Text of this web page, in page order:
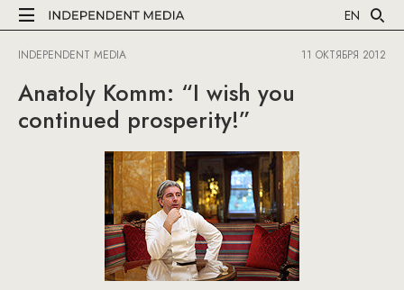
EN
INDEPENDENT MEDIA 11 ОКТЯБРЯ 2012
Anatoly Komm: “I wish you
continued prosperity!”